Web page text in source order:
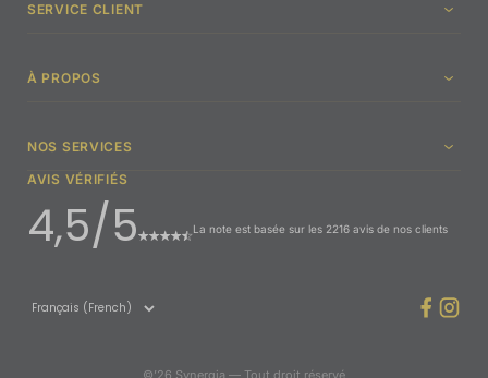
SERVICE CLIENT
À PROPOS
NOS SERVICES
AVIS VÉRIFIÉS
4,5/5 La note est basée sur les 2216 avis de nos clients
©’26 Synergia — Tout droit réservé